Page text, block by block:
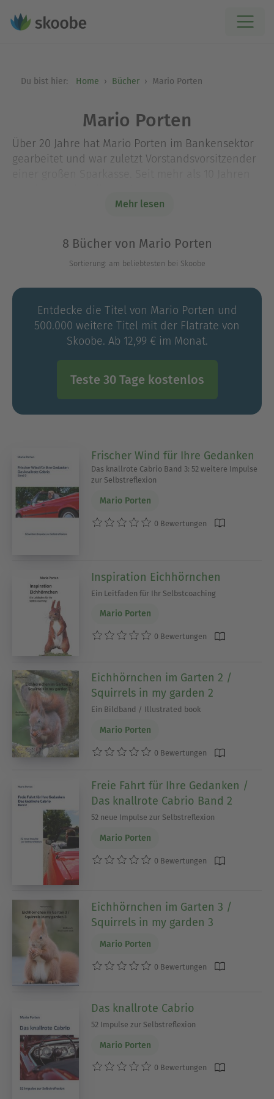
Du bist hier: Home Bücher Mario Porten
Mario Porten
Über 20 Jahre hat Mario Porten im Bankensektor
gearbeitet und war zuletzt Vorstandsvorsitzender
Führungskräftetrainer und Business Coach. In
Führungskräfte aus mittelständischen
Unternehmen und auch Dax-Konzernen begleitet.
Marios Weg zum Business Coach wurde durch
die er in seiner Zeit als Bankvorstand gemacht
hat, inspiriert.
Mehr lesen
8 Bücher von Mario Porten
Sortierung: am beliebtesten bei Skoobe
Entdecke die Titel von Mario Porten und
500.000 weitere Titel mit der Flatrate von
Skoobe. Ab 12,99 € im Monat.
Teste 30 Tage kostenlos
Frischer Wind für Ihre Gedanken
Das knallrote Cabrio Band 3: 52 weitere Impulse
zur Selbstreflexion
Mario Porten
0 Bewertungen
Inspiration Eichhörnchen
Ein Leitfaden für Ihr Selbstcoaching
Mario Porten
0 Bewertungen
Eichhörnchen im Garten 2 /
Squirrels in my garden 2
Ein Bildband / Illustrated book
Mario Porten
0 Bewertungen
Freie Fahrt für Ihre Gedanken /
Das knallrote Cabrio Band 2
52 neue Impulse zur Selbstreflexion
Mario Porten
0 Bewertungen
Eichhörnchen im Garten 3 /
Squirrels in my garden 3
Mario Porten
0 Bewertungen
Das knallrote Cabrio
52 Impulse zur Selbstreflexion
Mario Porten
0 Bewertungen